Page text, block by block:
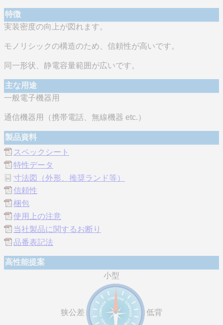
特徴
実装密度の向上が図れます。
モノリシックの構造のため、信頼性が高いです。
同一形状、静電容量範囲が広いです。
主な用途
一般電子機器用
通信機器用（携帯電話、無線機器 etc.）
製品資料
スペックシート
特性データ
寸法図（外形、推奨ランド等）
信頼性
梱包
使用上の注意
当社製品に関するお断り
品番表記法
高性能提案
小型
狭公差 低背